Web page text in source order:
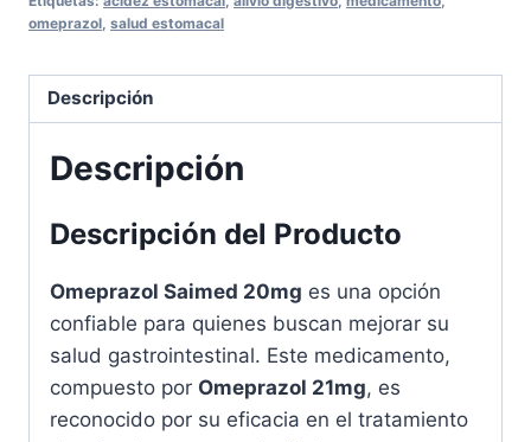
Alivio
para
la
Acidez
omeprazol salud estomacal
Descripción
Descripción
Descripción del Producto
Omeprazol Saimed 20mg es una opción
confiable para quienes buscan mejorar su
salud gastrointestinal. Este medicamento,
compuesto por Omeprazol 21mg, es
reconocido por su eficacia en el tratamiento